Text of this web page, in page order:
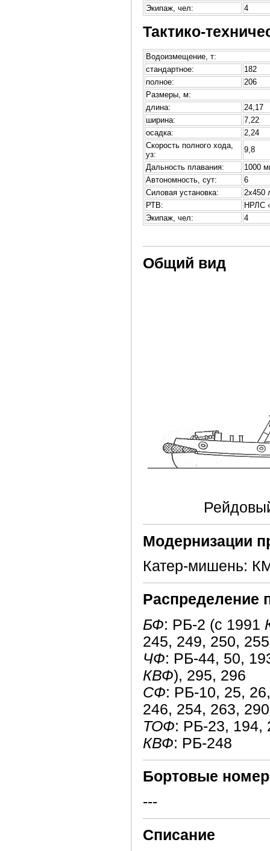
Экипаж, чел: 4
Тактико-
Водоизмещение, т:
стандартное:
182
полное:
206
Размеры, м:
длина:
24,17
ширина:
7,22
осадка:
2,24
Скорость полного хода,
уз:
9,8
Дальность плавания:
1000
Автономность, сут:
6
Силовая установка:
2х450
РТВ:
НРЛС
Экипаж, чел:
4
Общий вид
Модернизации
Катер-мишень:
Распределение
БФ: РБ-2 (с 1991
245, 249, 250, 255
ЧФ: РБ-44, 50,
КВФ), 295, 296
СФ: РБ-10, 25,
246, 254, 263,
ТОФ: РБ-23, 194,
КВФ: РБ-248
Бортовые
---
Списание